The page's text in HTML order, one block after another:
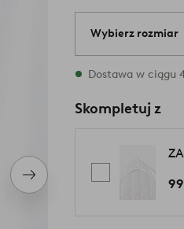
Następny
produkt
Wybierz rozmiar
{variants}
Dostawa w ciągu
Skompletuj z